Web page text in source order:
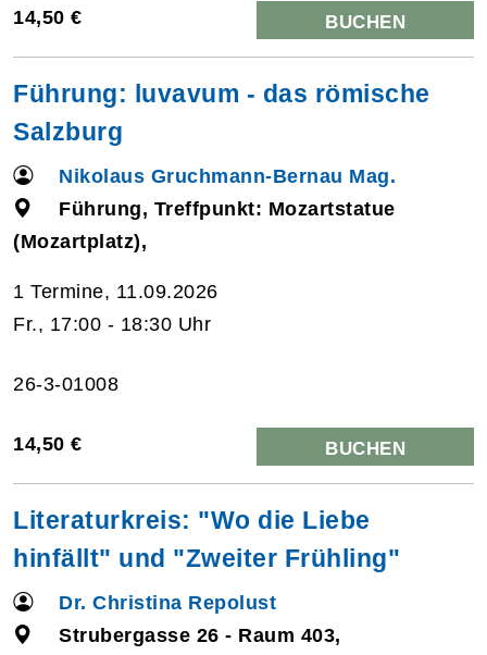
14,50 € BUCHEN
Führung: luvavum - das römische
Salzburg
Nikolaus Gruchmann-Bernau Mag.
Führung, Treffpunkt: Mozartstatue
(Mozartplatz),
1 Termine, 11.09.2026
Fr., 17:00 - 18:30 Uhr
26-3-01008
14,50 € BUCHEN
Literaturkreis: "Wo die Liebe
hinfällt" und "Zweiter Frühling"
Dr. Christina Repolust
Strubergasse 26 - Raum 403,